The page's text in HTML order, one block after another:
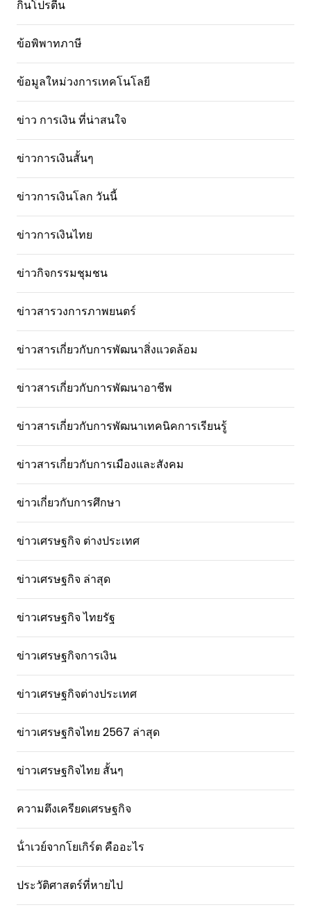
กินโปรตีน
ข้อพิพาทภาษี
ข้อมูลใหม่วงการเทคโนโลยี
ข่าว การเงิน ที่น่าสนใจ
ข่าวการเงินสั้นๆ
ข่าวการเงินโลก วันนี้
ข่าวการเงินไทย
ข่าวกิจกรรมชุมชน
ข่าวสารวงการภาพยนตร์
ข่าวสารเกี่ยวกับการพัฒนาสิ่งแวดล้อม
ข่าวสารเกี่ยวกับการพัฒนาอาชีพ
ข่าวสารเกี่ยวกับการพัฒนาเทคนิคการเรียนรู้
ข่าวสารเกี่ยวกับการเมืองและสังคม
ข่าวเกี่ยวกับการศึกษา
ข่าวเศรษฐกิจ ต่างประเทศ
ข่าวเศรษฐกิจ ล่าสุด
ข่าวเศรษฐกิจ ไทยรัฐ
ข่าวเศรษฐกิจการเงิน
ข่าวเศรษฐกิจต่างประเทศ
ข่าวเศรษฐกิจไทย 2567 ล่าสุด
ข่าวเศรษฐกิจไทย สั้นๆ
ความตึงเครียดเศรษฐกิจ
น้ําเวย์จากโยเกิร์ต คืออะไร
ประวัติศาสตร์ที่หายไป